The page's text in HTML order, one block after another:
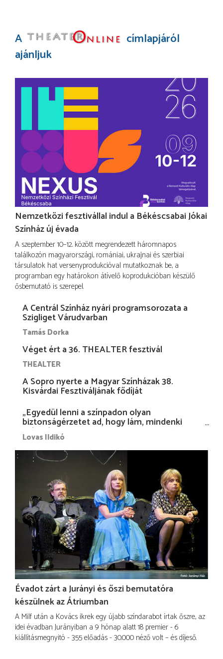
A
címlapjáról
ajánljuk
Nemzetközi fesztivállal indul a Békéscsabai Jókai
Színház új évada
A szeptember 10–12. között megrendezett háromnapos
találkozón magyarországi, romániai, ukrajnai és szerbiai
társulatok hat versenyprodukcióval mutatkoznak be, a
programban egy határokon átívelő koprodukcióban készülő
ősbemutató is szerepel.
A Centrál Színház nyári programsorozata a
Szigliget Várudvarban
Tamás Dorka
Véget ért a 36. THEALTER fesztivál
THEALTER
A Sopro nyerte a Magyar Színházak 38.
Kisvárdai Fesztiváljának fődíját
„Egyedül lenni a színpadon olyan
biztonságérzetet ad, hogy lám, mindenki
más nélkül is megvagyok magammal…”
Lovas Ildikó
Évadot zárt a Jurányi és őszi bemutatóra
készülnek az Átriumban
A Milf után a Kovács ikrek egy újabb színdarabot írtak őszre, az
idei évadban Jurányiban a 9 hónap alatt 18 premier - 6
kiállításmegnyitó - 355 előadás - 30.000 néző volt – és díjeső.